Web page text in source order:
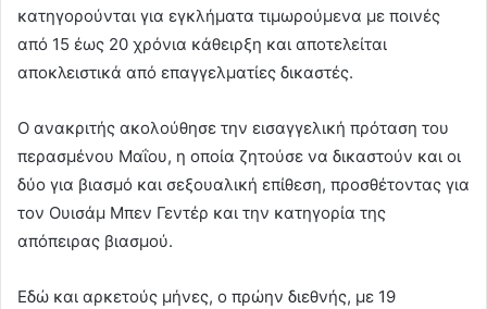
κατηγορούνται για εγκλήματα τιμωρούμενα με ποινές
από 15 έως 20 χρόνια κάθειρξη και αποτελείται
αποκλειστικά από επαγγελματίες δικαστές.
Ο ανακριτής ακολούθησε την εισαγγελική πρόταση του
περασμένου Μαΐου, η οποία ζητούσε να δικαστούν και οι
δύο για βιασμό και σεξουαλική επίθεση, προσθέτοντας για
τον Ουισάμ Μπεν Γεντέρ και την κατηγορία της
απόπειρας βιασμού.
Εδώ και αρκετούς μήνες, ο πρώην διεθνής, με 19